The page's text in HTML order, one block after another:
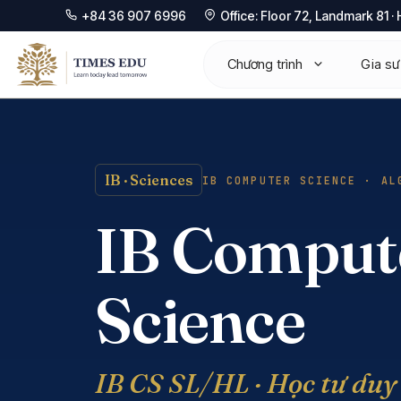
+84 36 907 6996 Office: Floor 72, Landmark 81 ·
Chuyển
đến
nội
Chương trình
Physics 0625
Chemistry 0620
Biology 0610
Computer Science 0478
Economics 0455
Business 0450
Gia sư
IB · Sciences IB COMPUTER SCIENCE ·
IB
Science
IB CS SL/HL · Học tư